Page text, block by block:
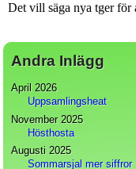
Det vill säga nya tger för
Andra Inlägg
April 2026
Uppsamlingsheat
November 2025
Hösthosta
Augusti 2025
Sommarsjal mer siffror